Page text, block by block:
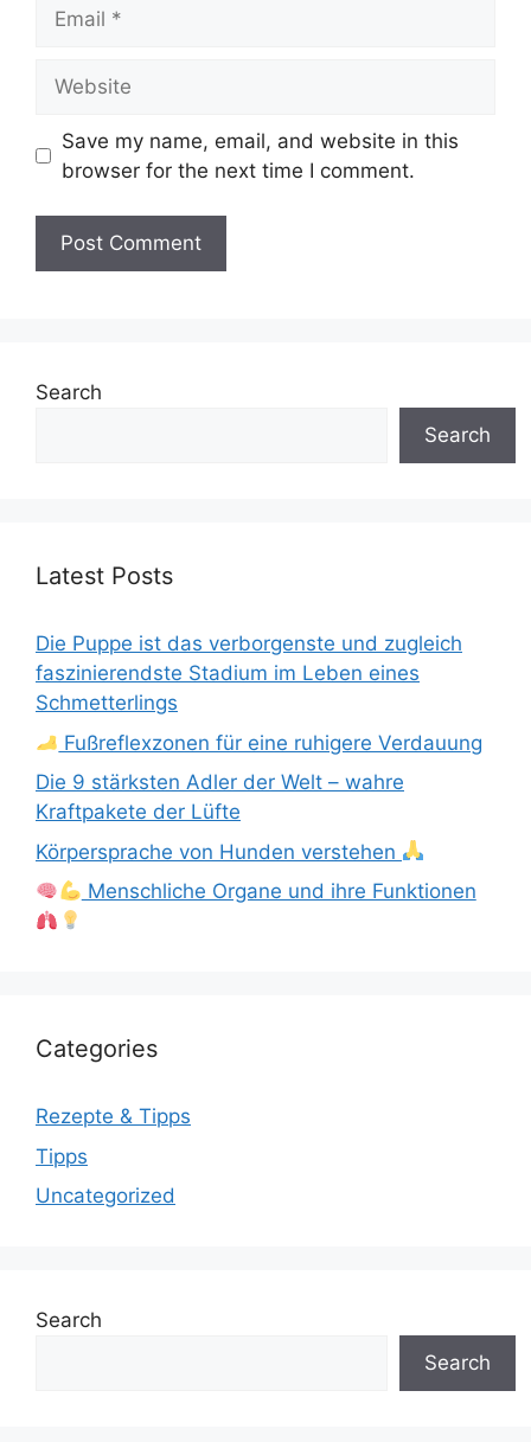
Save my name, email, and website in this
browser for the next time I comment.
Search
Search
Latest Posts
Die Puppe ist das verborgenste und zugleich
faszinierendste Stadium im Leben eines
Schmetterlings
Fußreflexzonen für eine ruhigere Verdauung
Die 9 stärksten Adler der Welt – wahre
Kraftpakete der Lüfte
Körpersprache von Hunden verstehen
Menschliche Organe und ihre Funktionen
Categories
Rezepte & Tipps
Tipps
Uncategorized
Search
Search